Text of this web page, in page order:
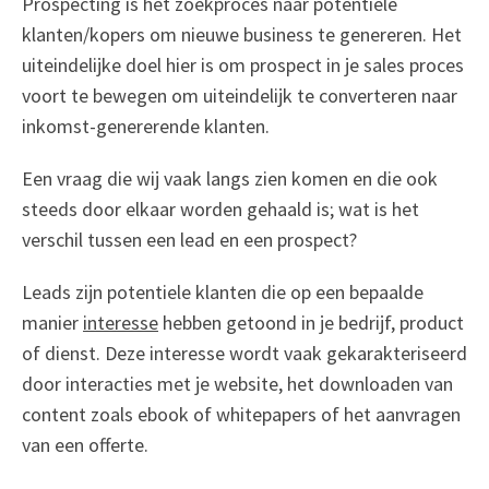
klanten/kopers om nieuwe business te genereren. Het
uiteindelijke doel hier is om prospect in je sales proces
voort te bewegen om uiteindelijk te converteren naar
inkomst-genererende klanten.
Een vraag die wij vaak langs zien komen en die ook
steeds door elkaar worden gehaald is; wat is het
verschil tussen een lead en een prospect?
Leads zijn potentiele klanten die op een bepaalde
manier interesse hebben getoond in je bedrijf, product
of dienst. Deze interesse wordt vaak gekarakteriseerd
door interacties met je website, het downloaden van
content zoals ebook of whitepapers of het aanvragen
van een offerte.